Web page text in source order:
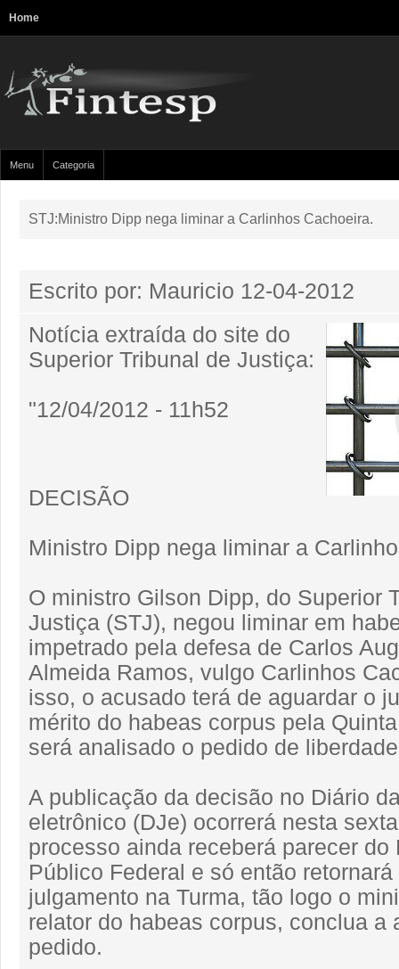
Home
Menu Categoria
STJ:Ministro Dipp nega liminar a Carlinhos Cachoeira.
Escrito por: Mauricio 12-04-2012
Notícia extraída do site do
Superior Tribunal de Justiça:
"12/04/2012 - 11h52
DECISÃO
Ministro Dipp nega liminar a
O ministro Gilson Dipp, do Superior
Justiça (STJ), negou liminar em
impetrado pela defesa de Carlos
Almeida Ramos, vulgo Carlinhos
isso, o acusado terá de aguardar o
mérito do habeas corpus pela
será analisado o pedido de
A publicação da decisão no Diário
eletrônico (DJe) ocorrerá nesta
processo ainda receberá parecer do
Público Federal e só então retornará
julgamento na Turma, tão logo o
relator do habeas corpus, conclua a
pedido.